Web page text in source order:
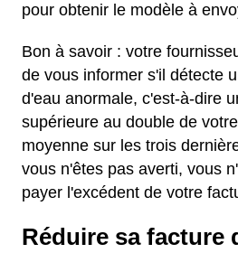
pour obtenir le modèle à
Bon à savoir : votre
de vous informer s'il détecte
d'eau anormale, c'est-à-dire
supérieure au double de
moyenne sur les trois
vous n'êtes pas averti, vous
payer l'excédent de votre
Réduire sa facture